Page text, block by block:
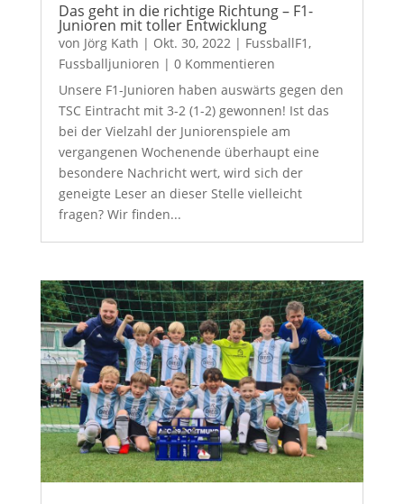
Das geht in die richtige Richtung – F1-
Junioren mit toller Entwicklung
von Jörg Kath | Okt. 30, 2022| FussballF1,
Fussballjunioren | 0 Kommentieren
Unsere F1-Junioren haben auswärts gegen den
TSC Eintracht mit 3-2 (1-2) gewonnen! Ist das
bei der Vielzahl der Juniorenspiele am
vergangenen Wochenende überhaupt eine
besondere Nachricht wert, wird sich der
geneigte Leser an dieser Stelle vielleicht
fragen? Wir finden...